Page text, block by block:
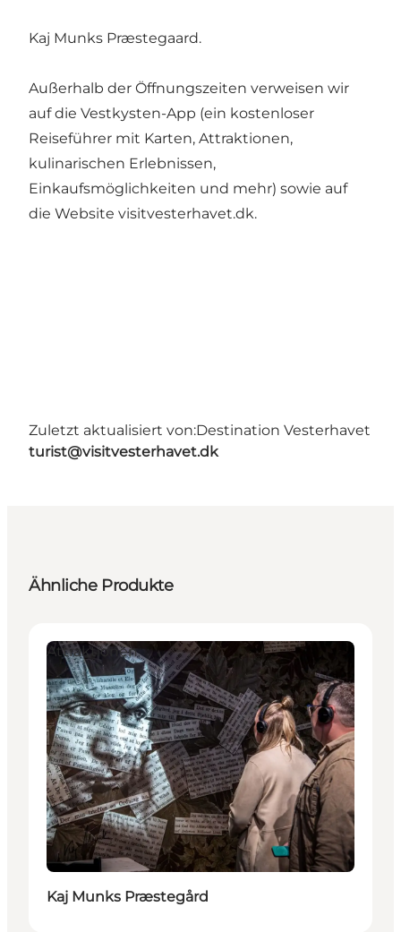
Kaj Munks Præstegaard.
Außerhalb der Öffnungszeiten verweisen wir
auf die Vestkysten-App (ein kostenloser
Reiseführer mit Karten, Attraktionen,
kulinarischen Erlebnissen,
Einkaufsmöglichkeiten und mehr) sowie auf
die Website visitvesterhavet.dk.
Zuletzt aktualisiert von:Destination Vesterhavet
turist@visitvesterhavet.dk
Ähnliche Produkte
Attraktionen
Kaj Munks Præstegård